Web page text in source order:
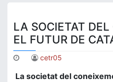
LA SOCIETAT
EL FUTUR DE
cetr05
La societat del